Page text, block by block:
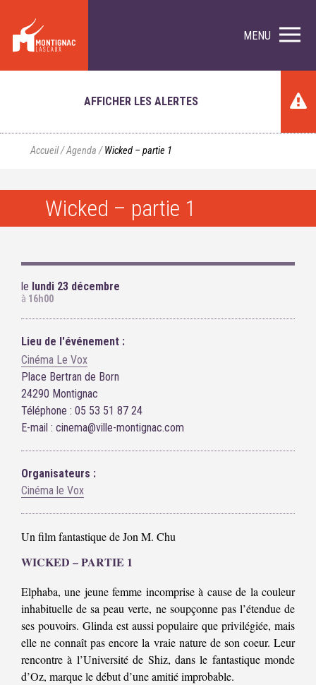
MENU
AFFICHER LES ALERTES
Accueil/Agenda /Wicked – partie 1
Wicked – partie 1
le lundi 23 décembre
à 16h00
Lieu de l'événement :
Cinéma Le Vox
Place Bertran de Born
24290 Montignac
Téléphone : 05 53 51 87 24
E-mail : cinema@ville-montignac.com
Organisateurs :
Cinéma le Vox
Un film fantastique de Jon M. Chu
WICKED – PARTIE 1
Elphaba, une jeune femme incomprise à cause de la couleur
inhabituelle de sa peau verte, ne soupçonne pas l’étendue de
ses pouvoirs. Glinda est aussi populaire que privilégiée, mais
elle ne connaît pas encore la vraie nature de son coeur. Leur
rencontre à l’Université de Shiz, dans le fantastique monde
d’Oz, marque le début d’une amitié improbable.